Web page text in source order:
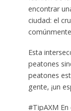
encontrar
ciudad: el
Esta
peatones
peatones
gente, ¡un
#TipAXM